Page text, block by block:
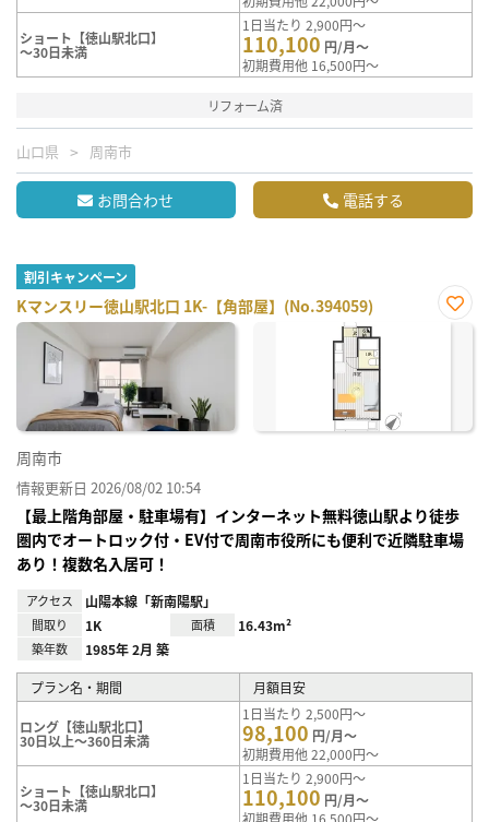
ショート【徳山駅北口】
～30日未満
1日当たり 2,900円～
110,100 円/月～
初期費用他 16,500円～
リフォーム済
山口県 周南市
お問合わせ 電話する
割引キャンペーン
Kマンスリー徳山駅北口 1K-【角部屋】(No.394059)
お気
周南市
情報更新日 2026/08/02 10:54
【最上階角部屋・駐車場有】インターネット無料徳山駅より徒歩
圏内でオートロック付・EV付で周南市役所にも便利で近隣駐車場
あり！複数名入居可！
アクセス 山陽本線「新南陽駅」
間取り 1K 面積 16.43m²
築年数 1985年 2月 築
プラン名・期間 月額目安
ロング【徳山駅北口】
30日以上～360日未満
1日当たり 2,500円～
98,100 円/月～
初期費用他 22,000円～
ショート【徳山駅北口】
～30日未満
1日当たり 2,900円～
110,100 円/月～
初期費用他 16,500円～